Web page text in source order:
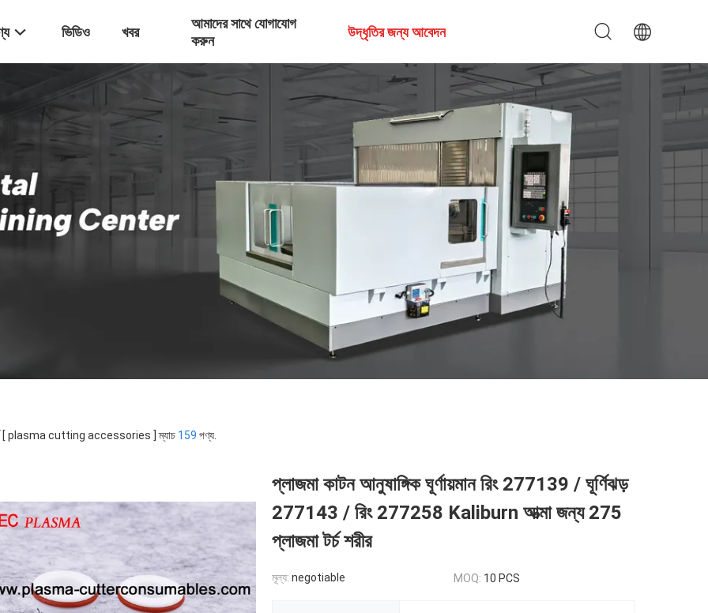
ভিডিও খবর
আমাদের সাথে যোগাযোগ
করুন
উদ্ধৃতির জন্য আবেদন
[ plasma cutting accessories ] ম্যাচ 159 পণ্য.
প্লাজমা কাটন আনুষাঙ্গিক ঘূর্ণায়মান রিং 277139 / ঘূর্ণিঝড়
277143 / রিং 277258 Kaliburn আত্মা জন্য 275
প্লাজমা টর্চ শরীর
মূল্য: negotiable MOQ: 10 PCS